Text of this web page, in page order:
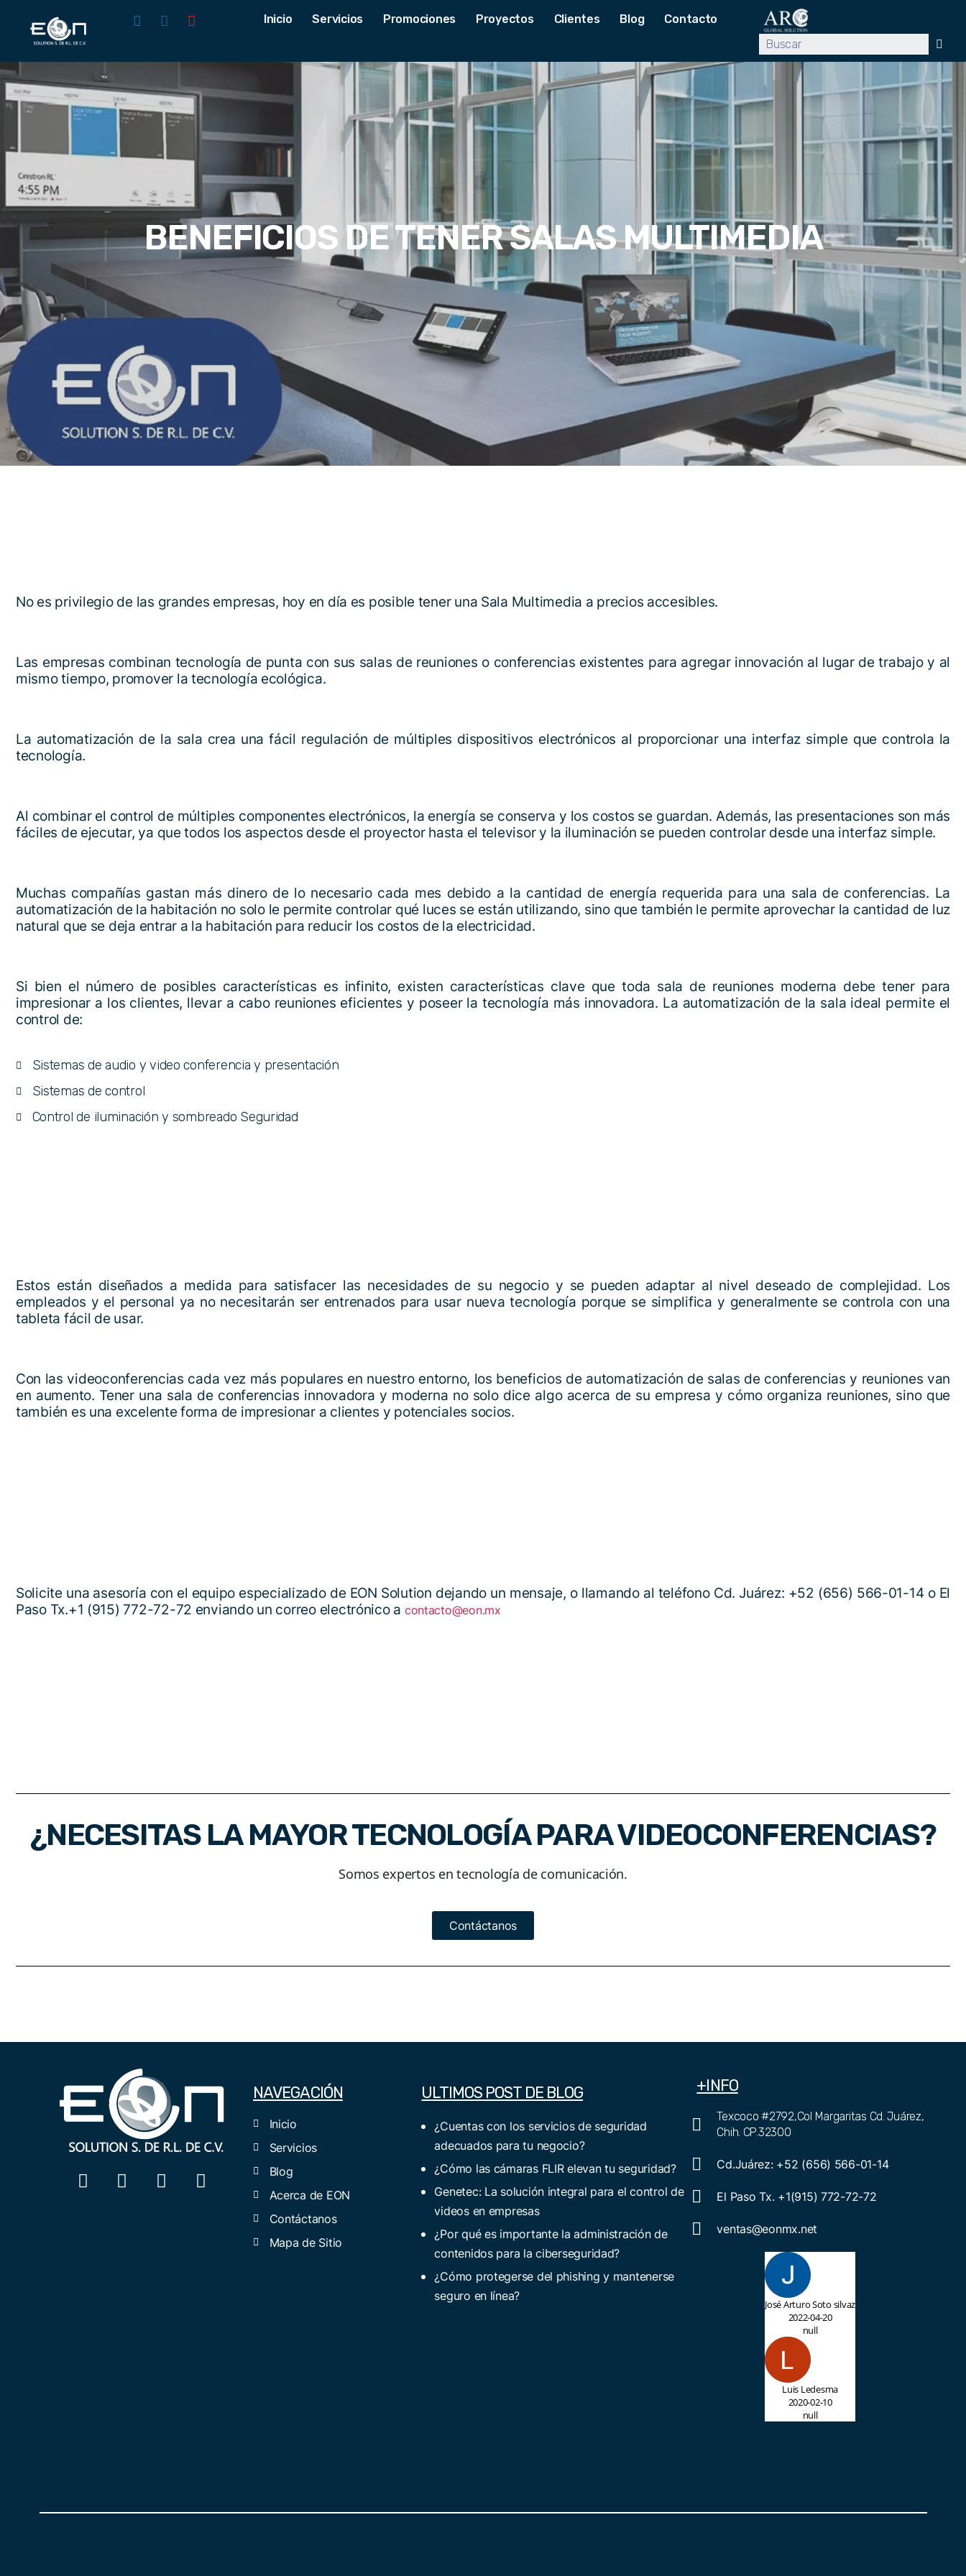
Inicio Servicios Promociones Proyectos Clientes Blog Contacto
BENEFICIOS DE TENER SALAS MULTIMEDIA
No es privilegio de las grandes empresas, hoy en día es posible tener una Sala Multimedia a precios accesibles.
Las empresas combinan tecnología de punta con sus salas de reuniones o conferencias existentes para agregar innovación al lugar de trabajo y al
mismo tiempo, promover la tecnología ecológica.
La automatización de la sala crea una fácil regulación de múltiples dispositivos electrónicos al proporcionar una interfaz simple que controla la
tecnología.
Al combinar el control de múltiples componentes electrónicos, la energía se conserva y los costos se guardan. Además, las presentaciones son más
fáciles de ejecutar, ya que todos los aspectos desde el proyector hasta el televisor y la iluminación se pueden controlar desde una interfaz simple.
Muchas compañías gastan más dinero de lo necesario cada mes debido a la cantidad de energía requerida para una sala de conferencias. La
automatización de la habitación no solo le permite controlar qué luces se están utilizando, sino que también le permite aprovechar la cantidad de luz
natural que se deja entrar a la habitación para reducir los costos de la electricidad.
Si bien el número de posibles características es infinito, existen características clave que toda sala de reuniones moderna debe tener para
impresionar a los clientes, llevar a cabo reuniones eficientes y poseer la tecnología más innovadora. La automatización de la sala ideal permite el
control de:
Sistemas de audio y video conferencia y presentación
Sistemas de control
Control de iluminación y sombreado Seguridad
Estos están diseñados a medida para satisfacer las necesidades de su negocio y se pueden adaptar al nivel deseado de complejidad. Los
empleados y el personal ya no necesitarán ser entrenados para usar nueva tecnología porque se simplifica y generalmente se controla con una
tableta fácil de usar.
Con las videoconferencias cada vez más populares en nuestro entorno, los beneficios de automatización de salas de conferencias y reuniones van
en aumento. Tener una sala de conferencias innovadora y moderna no solo dice algo acerca de su empresa y cómo organiza reuniones, sino que
también es una excelente forma de impresionar a clientes y potenciales socios.
Solicite una asesoría con el equipo especializado de EON Solution dejando un mensaje, o llamando al teléfono Cd. Juárez: +52 (656) 566-01-14 o El
Paso Tx.+1 (915) 772-72-72 enviando un correo electrónico a contacto@eon.mx
¿NECESITAS LA MAYOR TECNOLOGÍA PARA VIDEOCONFERENCIAS?
Somos expertos en tecnología de comunicación.
Contáctanos
NAVEGACIÓN
Inicio
Servicios
Blog
Acerca de EON
Contáctanos
Mapa de Sitio
ULTIMOS POST DE BLOG
¿Cuentas con los servicios de seguridad
adecuados para tu negocio?
¿Cómo las cámaras FLIR elevan tu seguridad?
Genetec: La solución integral para el control de
videos en empresas
¿Por qué es importante la administración de
contenidos para la ciberseguridad?
¿Cómo protegerse del phishing y mantenerse
seguro en línea?
+INFO
Texcoco #2792,Col Margaritas Cd. Juárez,
Chih. CP.32300
Cd.Juárez: +52 (656) 566-01-14
El Paso Tx. +1(915) 772-72-72
ventas@eonmx.net
José Arturo Soto silvaz
2022-04-20
null
Luis Ledesma
2020-02-10
null